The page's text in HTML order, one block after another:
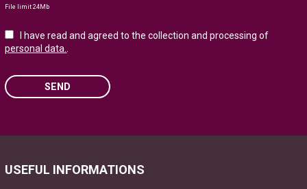
File limit 24Mb
I have read and agreed to the collection and processing of
personal data.
SEND
USEFUL INFORMATIONS